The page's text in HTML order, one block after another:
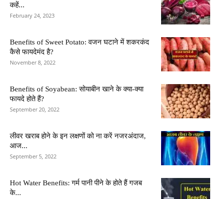
कहें...
February 24, 2023
Benefits of Sweet Potato: वजन घटाने में शकरकंद
कैसे फायदेमंद है?
November 8, 2022
Benefits of Soyabean: सोयाबीन खाने के क्या-क्या
फायदे होते हैं?
September 20, 2022
लीवर खराब होने के इन लक्षणों को ना करें नजरअंदाज,
आज...
September 5, 2022
Hot Water Benefits: गर्म पानी पीने के होते हैं गजब
के...